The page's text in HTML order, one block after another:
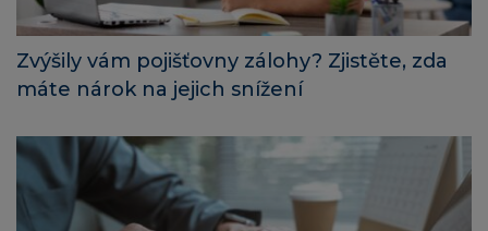
Zvýšily vám pojišťovny zálohy? Zjistěte, zda
máte nárok na jejich snížení